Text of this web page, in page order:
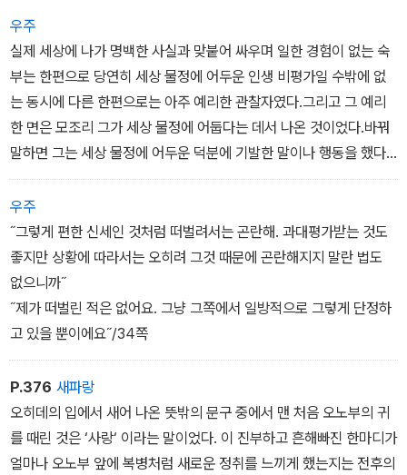
우주
실제 세상에 나가 명백한 사실과 맞붙어 싸우며 일한 경험이 없는 숙
부는 한편으로 당연히 세상 물정에 어두운 인생 비평가일 수밖에 없
는 동시에 다른 한편으로는 아주 예리한 관찰자였다.그리고 그 예리
한 면은 모조리 그가 세상 물정에 어둡다는 데서 나온 것이었다.바꿔
말하면 그는 세상 물정에 어두운 덕분에 기발한 말이나 행동을 했다/
65쪽
우주
˝그렇게 편한 신세인 것처럼 떠벌려서는 곤란해. 과대평가받는 것도
좋지만 상황에 따라서는 오히려 그것 때문에 곤란해지지 말란 법도
없으니까˝
˝제가 떠벌린 적은 없어요. 그냥 그쪽에서 일방적으로 그렇게 단정하
고 있을 뿐이에요˝/34쪽
P.376 새파랑
오히데의 입에서 새어 나온 뜻밖의 문구 중에서 맨 처음 오노부의 귀
를 때린 것은 ‘사랑‘ 이라는 말이었다. 이 진부하고 흔해빠진 한마디가
얼마나 오노부 앞에 복병처럼 새로운 정취를 느끼게 했는지는 전후의